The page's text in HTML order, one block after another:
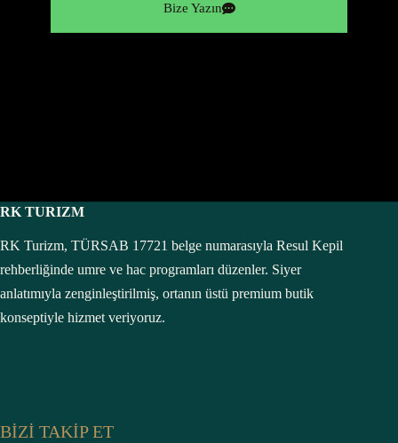
Bize Yazın
RK TURIZM
RK Turizm, TÜRSAB 17721 belge numarasıyla Resul Kepil
rehberliğinde umre ve hac programları düzenler. Siyer
anlatımıyla zenginleştirilmiş, ortanın üstü premium butik
konseptiyle hizmet veriyoruz.
BİZİ TAKİP ET